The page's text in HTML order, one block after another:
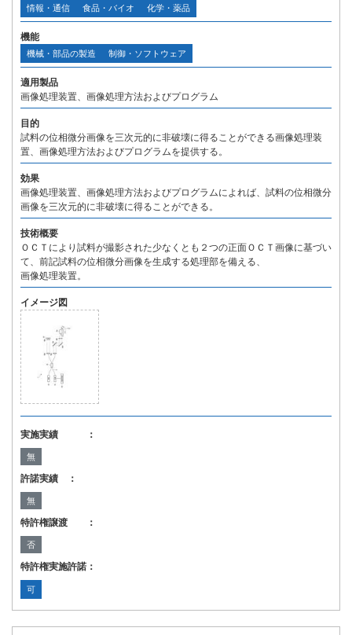
情報・通信 食品・バイオ 化学・薬品
機能
機械・部品の製造 制御・ソフトウェア
適用製品
画像処理装置、画像処理方法およびプログラム
目的
試料の位相微分画像を三次元的に非破壊に得ることができる画像処理装
置、画像処理方法およびプログラムを提供する。
効果
画像処理装置、画像処理方法およびプログラムによれば、試料の位相微分
画像を三次元的に非破壊に得ることができる。
技術概要
ＯＣＴにより試料が撮影された少なくとも２つの正面ＯＣＴ画像に基づい
て、前記試料の位相微分画像を生成する処理部を備える、
画像処理装置。
イメージ図
実施実績 ：
無
許諾実績 ：
無
特許権譲渡 ：
否
特許権実施許諾：
可